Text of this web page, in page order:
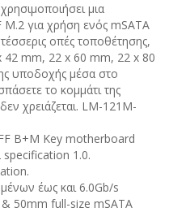
μια
για χρήση ενός mSATA
οπές τοποθέτησης,
42 mm, 22 x 60 mm, 22 x 80
υποδοχής μέσα στο
το κομμάτι της
χρειάζεται. LM-121M-
B+M Key motherboard
specification 1.0.
έως και 6.0Gb/s
50mm full-size mSATA